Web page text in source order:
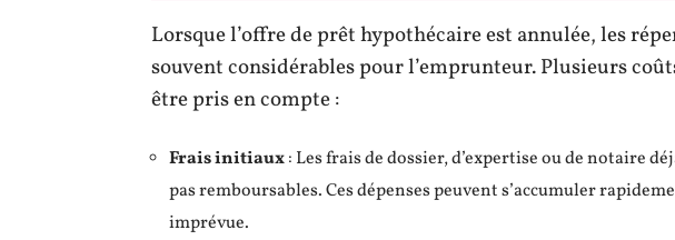
Lorsque l’offre de prêt hypothécaire est annulée, les
souvent considérables pour l’emprunteur. Plusieurs
être pris en compte :
Frais initiaux: Les frais de dossier, d’expertise ou de notaire
pas remboursables. Ces dépenses peuvent s’accumuler
imprévue.